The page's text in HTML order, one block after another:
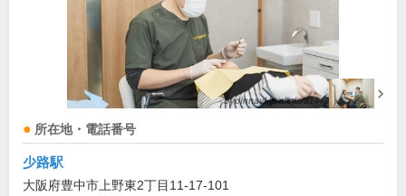
所在地・電話番号
少路駅
大阪府豊中市上野東2丁目11-17-101